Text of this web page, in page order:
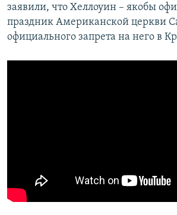
заявили, что Хеллоуин – якобы
праздник Американской церкви
официального запрета на него в